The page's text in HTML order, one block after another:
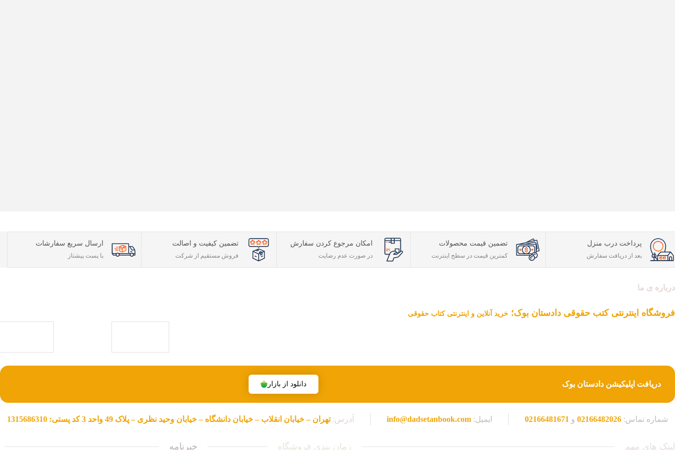
پرداخت درب منزل
بعد از دریافت سفارش
تضمین قیمت محصولات
کمترین قیمت در سطح اینترنت
امکان مرجوع کردن سفارش
در صورت عدم رضایت
تضمین کیفیت و اصالت
فروش مستقیم از شرکت
ارسال سریع سفارشات
با پست پیشتاز
درباره ی ما
فروشگاه اینترنتی کتب حقوقی دادستان بوک؛ خرید آنلاین و اینترنتی کتاب حقوقی
دریافت اپلیکیشن دادستان بوک دانلود از بازار
شماره تماس: 02166482026 و 02166481671 ایمیل: info@dadsetanbook.com آدرس:تهران – خیابان انقلاب – خیابان دانشگاه – خیابان وحید نظری – پلاک 49 واحد 3 کد پستی: 1315686310
لینک های مهم زمان بندی فروشگاه خبرنامه